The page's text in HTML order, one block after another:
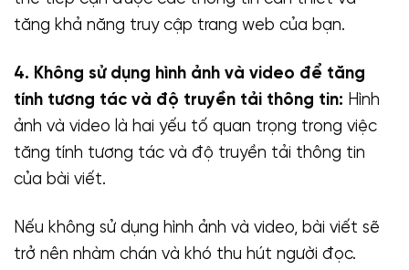
tăng khả năng truy cập trang web của bạn.
4. Không sử dụng hình ảnh và video để tăng
tính tương tác và độ truyền tải thông tin: Hình
ảnh và video là hai yếu tố quan trọng trong việc
tăng tính tương tác và độ truyền tải thông tin
của bài viết.
Nếu không sử dụng hình ảnh và video, bài viết sẽ
trở nên nhàm chán và khó thu hút người đọc.